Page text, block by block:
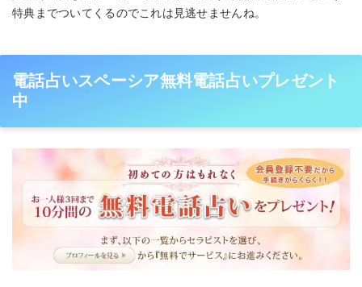
特典までついてくるのでこれは見逃せませんね。
電話占いスペーシア無料電話占いプレゼント
中